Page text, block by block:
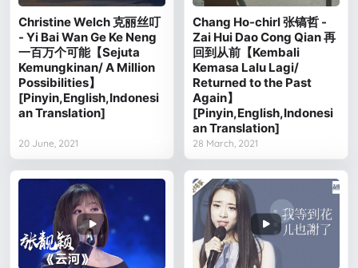
Christine Welch 克丽丝叮
- Yi Bai Wan Ge Ke Neng
一百万个可能【Sejuta
Kemungkinan/ A Million
Possibilities】
[Pinyin,English,Indonesi
an Translation]
20 June, 2021
Chang Ho-chirl 张镐哲 -
Zai Hui Dao Cong Qian 再
回到从前【Kembali
Kemasa Lalu Lagi/
Returned to the Past
Again】
[Pinyin,English,Indonesi
an Translation]
28 March, 2021